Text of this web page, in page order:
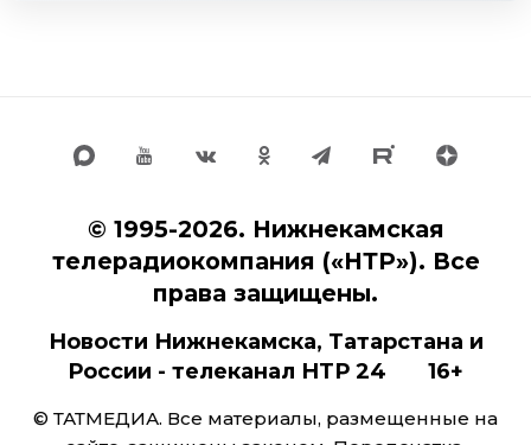
© 1995-2026. Нижнекамская
телерадиокомпания («НТР»). Все
права защищены.
Новости Нижнекамска, Татарстана и
России - телеканал НТР 24 16+
© ТАТМЕДИА. Все материалы, размещенные на